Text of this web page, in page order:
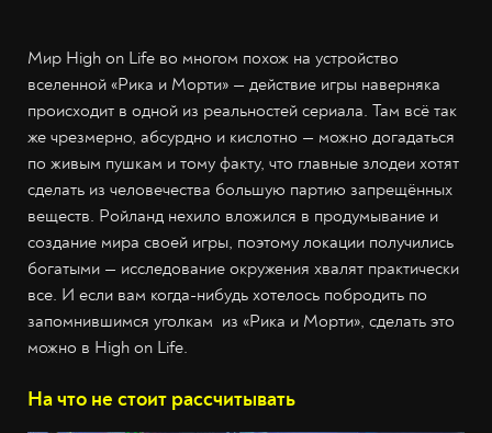
Мир High on Life во многом похож на устройство
вселенной «Рика и Морти» — действие игры наверняка
происходит в одной из реальностей сериала. Там всё так
же чрезмерно, абсурдно и кислотно — можно догадаться
по живым пушкам и тому факту, что главные злодеи хотят
сделать из человечества большую партию запрещённых
веществ. Ройланд нехило вложился в продумывание и
создание мира своей игры, поэтому локации получились
богатыми — исследование окружения хвалят практически
все. И если вам когда-нибудь хотелось побродить по
запомнившимся уголкам из «Рика и Морти», сделать это
можно в High on Life.
На что не стоит рассчитывать